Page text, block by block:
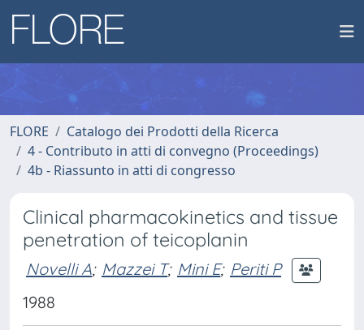
FLORE
Catalogo dei Prodotti della Ricerca
4 - Contributo in atti di convegno (Proceedings)
4b - Riassunto in atti di congresso
Clinical pharmacokinetics and tissue
penetration of teicoplanin
Novelli A; Mazzei T; Mini E; Periti P
1988